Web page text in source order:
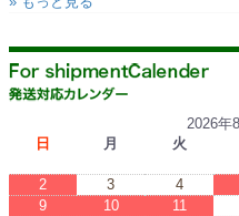
2026年
日
月 火
2
3 4
9
10 11